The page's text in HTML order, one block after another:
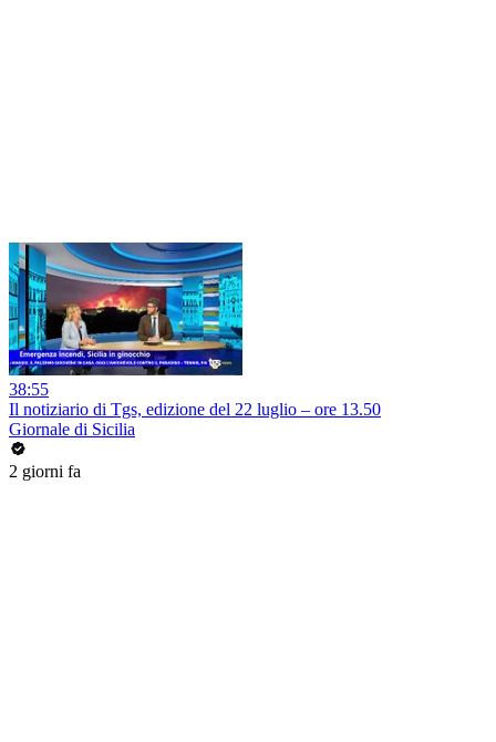
38:55
Il notiziario di Tgs, edizione del 22 luglio – ore 13.50
Giornale di Sicilia
2 giorni fa